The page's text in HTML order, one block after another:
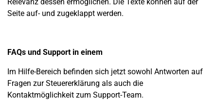
Seite auf- und zugeklappt werden.
FAQs und Support in einem
Im Hilfe-Bereich befinden sich jetzt sowohl Antworten auf
Fragen zur Steuererklärung als auch die
Kontaktmöglichkeit zum Support-Team.